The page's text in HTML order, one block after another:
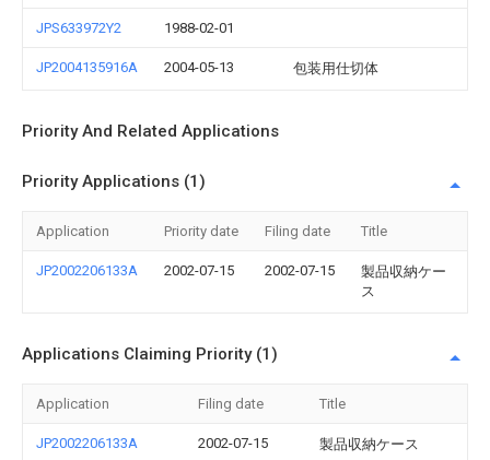
JPS633972Y2 1988-02-01
JP2004135916A 2004-05-13 包装用仕切体
Priority And Related Applications
Priority Applications (1)
Application Priority date Filing date Title
JP2002206133A 2002-07-15 2002-07-15
製品収納ケー
ス
Applications Claiming Priority (1)
Application Filing date Title
JP2002206133A 2002-07-15 製品収納ケース